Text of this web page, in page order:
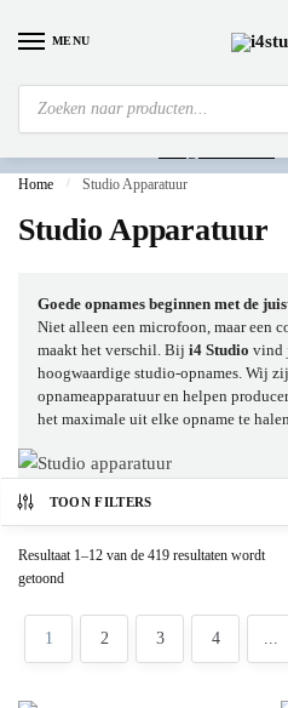
MENU
Home / Studio Apparatuur
Studio Apparatuur
Goede opnames beginnen met de
Niet alleen een microfoon, maar een
maakt het verschil. Bij i4 Studio vind
hoogwaardige studio-opnames. Wij
opnameapparatuur en helpen
het maximale uit elke opname te halen.
TOON FILTERS
Resultaat 1–12 van de 419 resultaten wordt
getoond
1 2 3 4 ...